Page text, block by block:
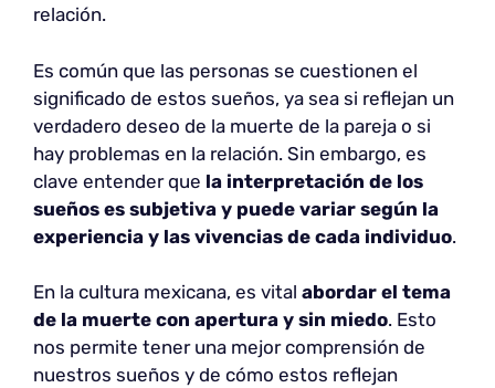
relación.
Es común que las personas se cuestionen el
significado de estos sueños, ya sea si reflejan un
verdadero deseo de la muerte de la pareja o si
hay problemas en la relación. Sin embargo, es
clave entender que la interpretación de los
sueños es subjetiva y puede variar según la
experiencia y las vivencias de cada individuo.
En la cultura mexicana, es vital abordar el tema
de la muerte con apertura y sin miedo. Esto
nos permite tener una mejor comprensión de
nuestros sueños y de cómo estos reflejan